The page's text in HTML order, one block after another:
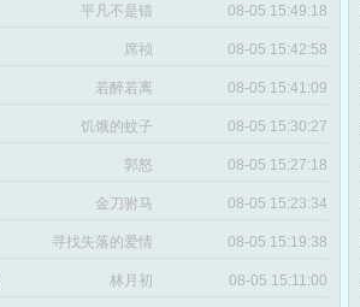
平凡不是错 08-05 15:49:18
席祯 08-05 15:42:58
若醉若离 08-05 15:41:09
饥饿的蚊子 08-05 15:30:27
郭怒 08-05 15:27:18
金刀驸马 08-05 15:23:34
寻找失落的爱情 08-05 15:19:38
林月初 08-05 15:11:00